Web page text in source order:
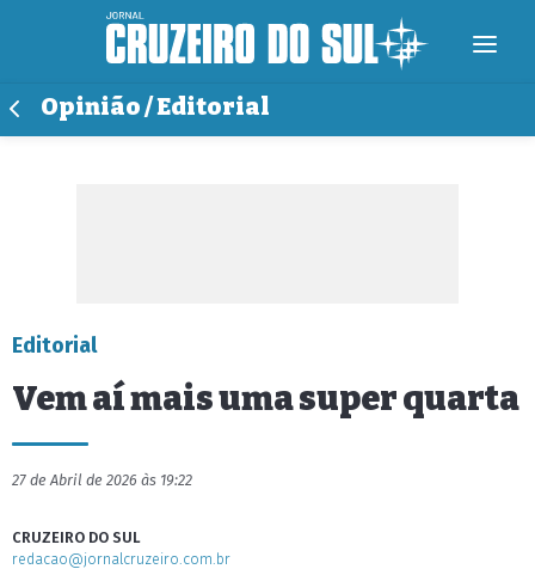
Opinião / Editorial
Editorial
Vem aí mais uma super quarta
27 de Abril de 2026 às 19:22
CRUZEIRO DO SUL
redacao@jornalcruzeiro.com.br